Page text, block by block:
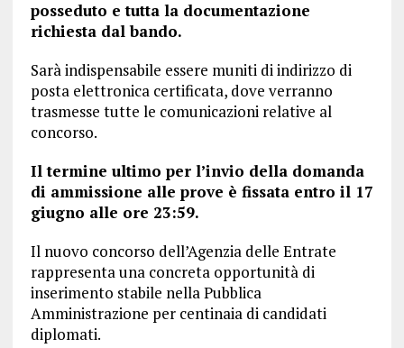
posseduto e tutta la documentazione
richiesta dal bando.
Sarà indispensabile essere muniti di indirizzo di
posta elettronica certificata, dove verranno
trasmesse tutte le comunicazioni relative al
concorso.
Il termine ultimo per l’invio della domanda
di ammissione alle prove è fissata entro il 17
giugno alle ore 23:59.
Il nuovo concorso dell’Agenzia delle Entrate
rappresenta una concreta opportunità di
inserimento stabile nella Pubblica
Amministrazione per centinaia di candidati
diplomati.